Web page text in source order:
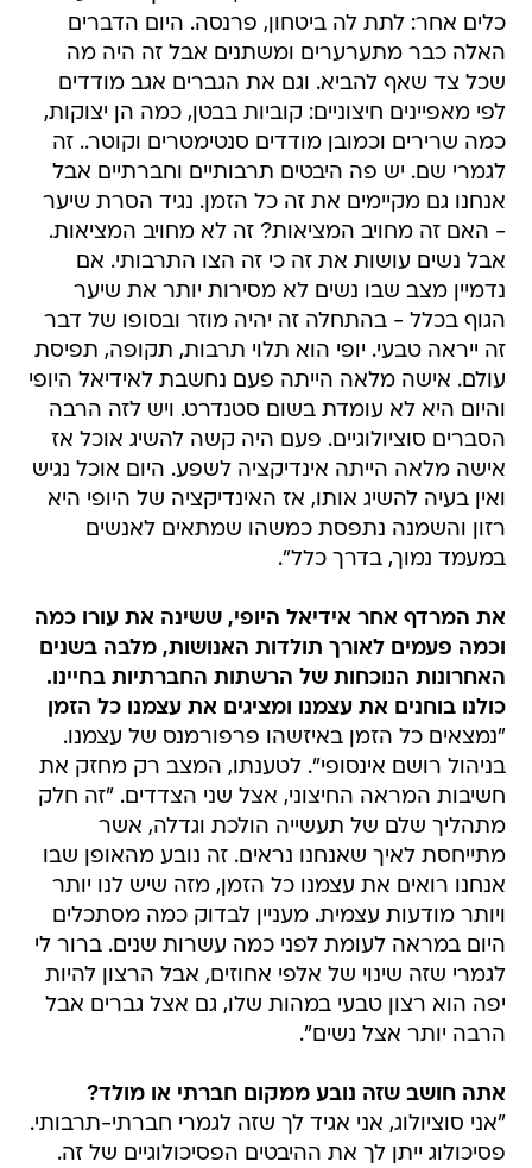
כלים אחר: לתת לה ביטחון, פרנסה. היום הדברים
האלה כבר מתערערים ומשתנים אבל זה היה מה
שכל צד שאף להביא. וגם את הגברים אגב מודדים
לפי מאפיינים חיצוניים: קוביות בבטן, כמה הן יצוקות,
כמה שרירים וכמובן מודדים סנטימטרים וקוטר.. זה
לגמרי שם. יש פה היבטים תרבותיים וחברתיים אבל
אנחנו גם מקיימים את זה כל הזמן. נגיד הסרת שיער
- האם זה מחויב המציאות? זה לא מחויב המציאות.
אבל נשים עושות את זה כי זה הצו התרבותי. אם
נדמיין מצב שבו נשים לא מסירות יותר את שיער
הגוף בכלל - בהתחלה זה יהיה מוזר ובסופו של דבר
זה ייראה טבעי. יופי הוא תלוי תרבות, תקופה, תפיסת
עולם. אישה מלאה הייתה פעם נחשבת לאידיאל היופי
והיום היא לא עומדת בשום סטנדרט. ויש לזה הרבה
הסברים סוציולוגיים. פעם היה קשה להשיג אוכל אז
אישה מלאה הייתה אינדיקציה לשפע. היום אוכל נגיש
ואין בעיה להשיג אותו, אז האינדיקציה של היופי היא
רזון והשמנה נתפסת כמשהו שמתאים לאנשים
במעמד נמוך, בדרך כלל".
את המרדף אחר אידיאל היופי, ששינה את עורו כמה
וכמה פעמים לאורך תולדות האנושות, מלבה בשנים
האחרונות הנוכחות של הרשתות החברתיות בחיינו.
כולנו בוחנים את עצמנו ומציגים את עצמנו כל הזמן
"נמצאים כל הזמן באיזשהו פרפורמנס של עצמנו.
בניהול רושם אינסופי". לטענתו, המצב רק מחזק את
חשיבות המראה החיצוני, אצל שני הצדדים. "זה חלק
מתהליך שלם של תעשייה הולכת וגדלה, אשר
מתייחסת לאיך שאנחנו נראים. זה נובע מהאופן שבו
אנחנו רואים את עצמנו כל הזמן, מזה שיש לנו יותר
ויותר מודעות עצמית. מעניין לבדוק כמה מסתכלים
היום במראה לעומת לפני כמה עשרות שנים. ברור לי
לגמרי שזה שינוי של אלפי אחוזים, אבל הרצון להיות
יפה הוא רצון טבעי במהות שלו, גם אצל גברים אבל
הרבה יותר אצל נשים".
אתה חושב שזה נובע ממקום חברתי או מולד?
"אני סוציולוג, אני אגיד לך שזה לגמרי חברתי-תרבותי.
פסיכולוג ייתן לך את ההיבטים הפסיכולוגיים של זה.